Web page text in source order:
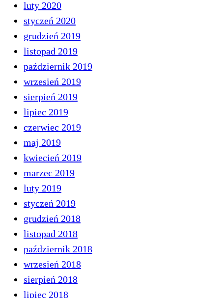
luty 2020
styczeń 2020
grudzień 2019
listopad 2019
październik 2019
wrzesień 2019
sierpień 2019
lipiec 2019
czerwiec 2019
maj 2019
kwiecień 2019
marzec 2019
luty 2019
styczeń 2019
grudzień 2018
listopad 2018
październik 2018
wrzesień 2018
sierpień 2018
lipiec 2018